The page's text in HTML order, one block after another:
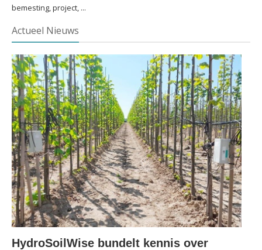
bemesting, project, ...
Actueel Nieuws
HydroSoilWise bundelt kennis over